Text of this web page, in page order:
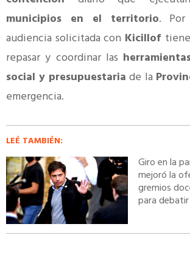
municipios en el territorio.
audiencia solicitada con Kicillof
repasar y coordinar las
social y presupuestaria de la
emergencia.
LEÉ TAMBIÉN:
Giro en la
mejoró la
gremios
para debatir